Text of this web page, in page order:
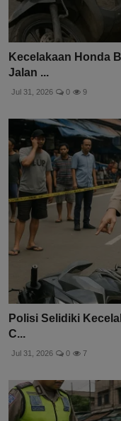
Kecelakaan Honda
Jalan ...
Jul 31, 2026 0 9
Polisi Selidiki
C...
Jul 31, 2026 0 7